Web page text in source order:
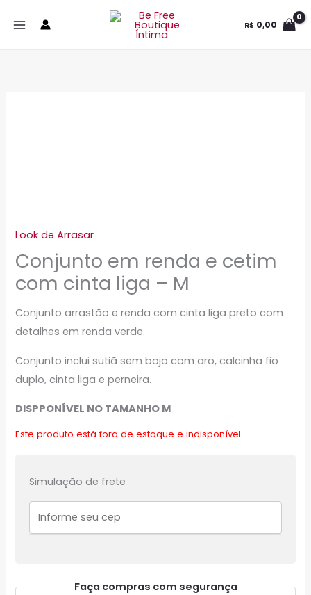
para
R$ 0,00
Look de Arrasar
Conjunto em renda e cetim
com cinta liga – M
Conjunto arrastão e renda com cinta liga preto com
detalhes em renda verde.
Conjunto inclui sutiã sem bojo com aro, calcinha fio
duplo, cinta liga e perneira.
DISPPONÍVEL NO TAMANHO M
Este produto está fora de estoque e indisponível.
Simulação de frete
Faça compras com segurança